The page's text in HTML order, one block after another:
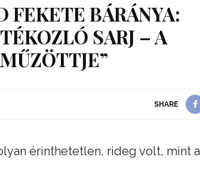
BÁRÁNYA:
SARJ – A
SHARE
érinthetetlen, rideg volt, mint a